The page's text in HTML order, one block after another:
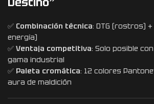
✅ Combinación técnica: DTG (rostros)
energía)
✅ Ventaja competitiva: Solo posible
gama industrial
✅ Paleta cromática: 12 colores
aura de maldición